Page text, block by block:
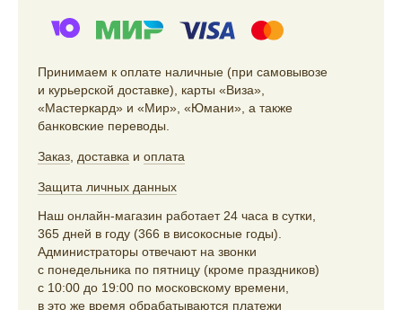
Принимаем к оплате наличные (при самовывозе
и курьерской доставке), карты «Виза»,
«Мастеркард» и «Мир», «Юмани», а также
банковские переводы.
Заказ, доставка и оплата
Защита личных данных
Наш онлайн-магазин работает 24 часа в сутки,
365 дней в году (366 в високосные годы).
Администраторы отвечают на звонки
с понедельника по пятницу (кроме праздников)
с 10:00 до 19:00 по московскому времени,
в это же время обрабатываются платежи